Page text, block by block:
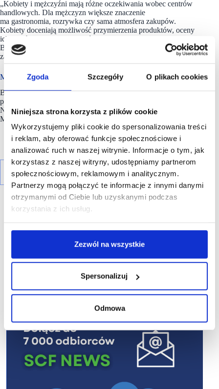
Zgoda Szczegóły O plikach cookies
Niniejsza strona korzysta z plików cookie
Wykorzystujemy pliki cookie do spersonalizowania treści
i reklam, aby oferować funkcje społecznościowe i
analizować ruch w naszej witrynie. Informacje o tym, jak
korzystasz z naszej witryny, udostępniamy partnerom
społecznościowym, reklamowym i analitycznym.
Partnerzy mogą połączyć te informacje z innymi danymi
otrzymanymi od Ciebie lub uzyskanymi podczas
korzystania z ich usług.
Zezwól na wszystkie
Spersonalizuj
Odmowa
„Kobiety i mężczyźni mają różne oczekiwania wobec centrów
handlowych. Dla mężczyzn większe znaczenie
ma gastronomia, rozrywka czy sama atmosfera zakupów.
Kobiety doceniają możliwość przymierzenia produktów, oceny
ich jakości i zrobienia zakupów w komfortowych warunkach.
Bardziej niż mężczyźni cenią sobie także możliwość zwrotu
zamówień złożonych online” – dodaje Anna Wysocka,
CBRE.
Metodologia badania
Badanie przeprowadzone na panelu Ariadna na ogólnopolskiej
próbie respondentów odwiedzających centra handlowe, liczącej
N=2190 osób. Termin realizacji: od 27 lutego do 4 marca 2026.
Metoda: CAWI.
R E K L A M A